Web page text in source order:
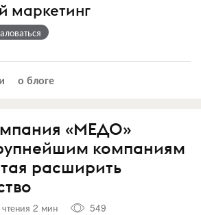
маркетинг
о блоге
«МЕДО»
компаниям
расширить
2 мин
549